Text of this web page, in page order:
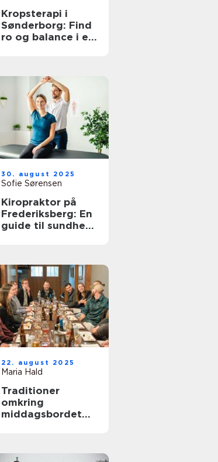
Kropsterapi i
Sønderborg: Find
ro og balance i en
30. august 2025
Sofie Sørensen
Kiropraktor på
Frederiksberg: En
guide til sundhed
22. august 2025
Maria Hald
Traditioner
omkring
middagsbordet